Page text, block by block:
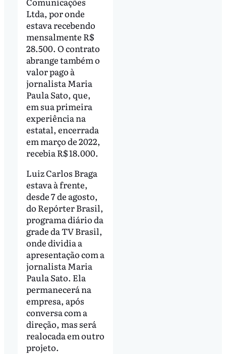
Ltda, por onde
estava recebendo
mensalmente R$
28.500. O contrato
abrange também o
valor pago à
jornalista Maria
Paula Sato, que,
em sua primeira
experiência na
estatal, encerrada
em março de 2022,
recebia R$ 18.000.
Luiz Carlos Braga
estava à frente,
desde 7 de agosto,
do Repórter Brasil,
programa diário da
grade da TV Brasil,
onde dividia a
apresentação com a
jornalista Maria
Paula Sato. Ela
permanecerá na
empresa, após
conversa com a
direção, mas será
realocada em outro
projeto.